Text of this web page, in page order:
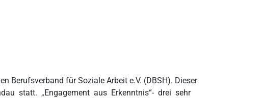
Berufsverband für Soziale Arbeit e.V. (DBSH). Dieser
statt. „Engagement aus Erkenntnis“- drei sehr